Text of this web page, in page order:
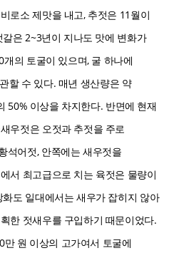
로소 제맛을 내고, 추젓은 11월이
은 2~3년이 지나도 맛에 변화가
의 토굴이 있으며, 굴 하나에
할 수 있다. 매년 생산량은 약
50% 이상을 차지한다. 반면에 현재
우젓은 오젓과 추젓을 주로
석어젓, 안쪽에는 새우젓을
서 최고급으로 치는 육젓은 물량이
도 일대에서는 새우가 잡히지 않아
한 젓새우를 구입하기 때문이었다.
원 이상의 고가여서 토굴에